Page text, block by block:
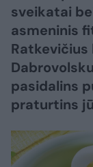
sveikatai
asmeninis
pasidalins
praturtins